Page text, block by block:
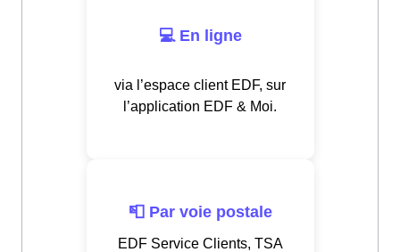
💻 En ligne
via l’espace client EDF, sur
l’application EDF & Moi.
📮 Par voie postale
EDF Service Clients, TSA